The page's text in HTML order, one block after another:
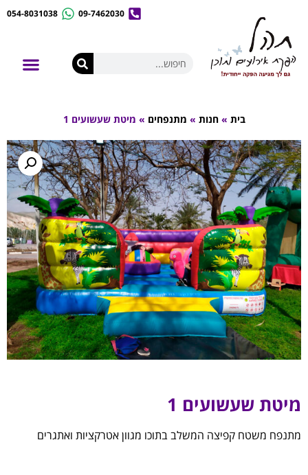
09-7462030
054-8031038
בית »חנות » מתנפחים » מיטת שעשועים 1
מיטת שעשועים 1
מתנפח משטח קפיצה המשלב בתוכו מגוון אטרקציות ואתגרים